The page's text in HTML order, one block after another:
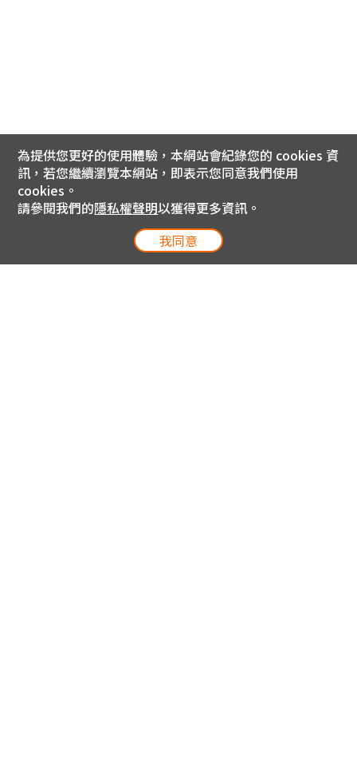
為提供您更好的使用體驗，本網站會紀錄您的 cookies 資
訊，若您繼續瀏覽本網站，即表示您同意我們使用
cookies。
請參閱我們的隱私權聲明以獲得更多資訊。
我同意